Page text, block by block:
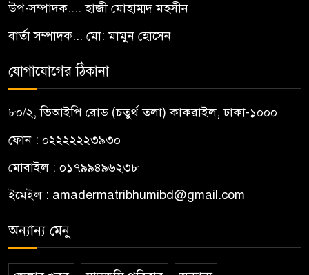
উপ-সম্পাদক.... হাজী মোহাম্মদ মহসীন
বার্তা সম্পাদক... মো: মামুন হোসেন
যোগাযোগের ঠিকানা
৮০/২, ভিআইপি রোড (চতুর্থ তলা) কাকরাইল, ঢাকা-১০০০
ফোন : ০২২২২২২৩৯৩০
মোবাইল : ০১৭৯৯৪৯৬২৩৮
ইমেইল : amadermatribhumibd@gmail.com
অন্যান্য মেনু